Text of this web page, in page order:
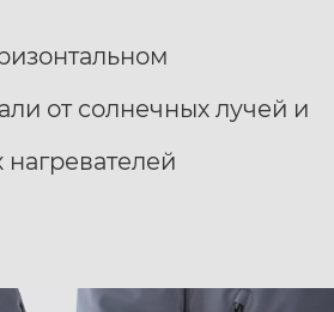
от солнечных лучей и
нагревателей